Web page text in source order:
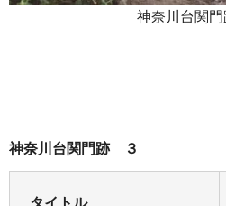
神奈川台関
神奈川台関門跡 ３
タイトル